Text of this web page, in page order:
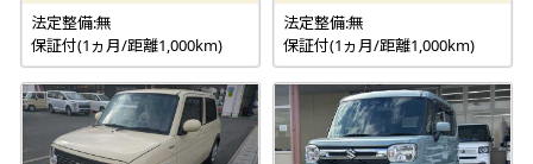
法定整備:無
保証付(1ヵ月/距離1,000km)
法定整備:無
保証付(1ヵ月/距離1,000km)